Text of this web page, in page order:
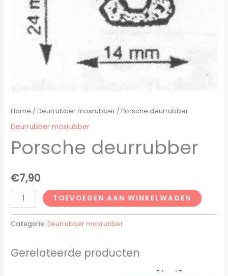
Home /Deurrubber mosrubber / Porsche deurrubber
Deurrubber mosrubber
Porsche deurrubber
€7,90
TOEVOEGEN AAN WINKELWAGEN
Categorie: Deurrubber mosrubber
Gerelateerde producten